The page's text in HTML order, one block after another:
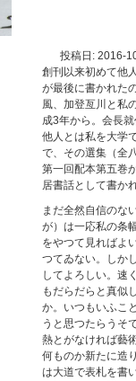
投稿日: 2016-
創刊以来初めて他
が最後に書かれた
風、加登亙川と私
成3年から。会長
他人とは私を大学
で、その選集（全
第一回配本第五巻
居書話として書か
まだ全然自信のな
が）は一応私の条
をやつて見ればよ
つてゐない。しか
してよろしい。速
もだらだらと真似
か。いつもいふこ
うと思つたらうそ
熱とがなければ藝
何ものか新たに造
は大道で表札を書